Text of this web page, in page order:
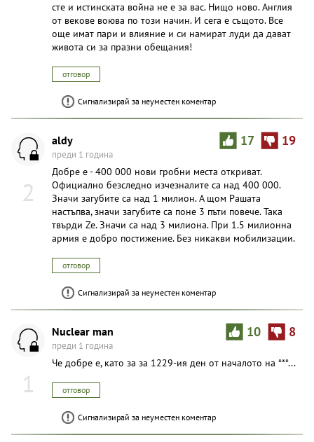
сте и истинската война не е за вас. Нищо ново. Англия
от векове воюва по този начин. И сега е същото. Все
още имат пари и влияние и си намират луди да дават
живота си за празни обещания!
отговор
Сигнализирай за неуместен коментар
2
17 19
aldy
преди 1 година
Добре е - 400 000 нови гробни места откриват.
Официално безследно изчезналите са над 400 000.
Значи загубите са над 1 милион. А щом Рашата
настъпва, значи загубите са поне 3 пъти повече. Така
твърди Ze. Значи са над 3 милиона. При 1.5 милионна
армия е добро постижение. Без никакви мобилизации.
отговор
Сигнализирай за неуместен коментар
1
10 8
Nuclear man
преди 1 година
Че добре е, като за за 1229-ия ден от началото на ***...
отговор
Сигнализирай за неуместен коментар